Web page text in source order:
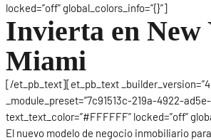
locked=”off” global_colors_info=”{}”]
Invierta en New
Miami
[/et_pb_text][et_pb_text
_module_preset=”7c91513c-219a-4922-
text_text_color=”#FFFFFF” locked=”off”
El nuevo modelo de negocio inmobiliario